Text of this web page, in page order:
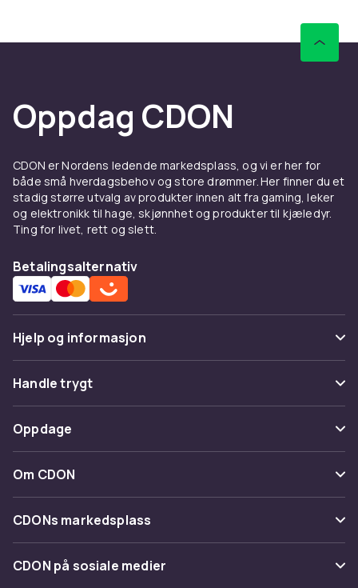
Oppdag CDON
CDON er Nordens ledende markedsplass, og vi er her for
både små hverdagsbehov og store drømmer. Her finner du et
stadig større utvalg av produkter innen alt fra gaming, leker
og elektronikk til hage, skjønnhet og produkter til kjæledyr.
Ting for livet, rett og slett.
Betalingsalternativ
Hjelp og informasjon
Vanlige spørsmål
Spor pakke
Angre & returner her
Kontakt oss
Handle trygt
Betaling
Levering
Tilbakekallinger
Oppdage
Kategorier
Varemerker
Om CDON
Om oss
Kundeanmeldelser
Jobbe på CDON
CDONs markedsplass
Merchant Help Center
CDON på sosiale medier